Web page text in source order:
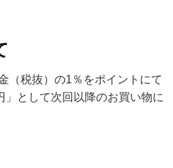
（税抜）の1％をポイントにて
として次回以降のお買い物に